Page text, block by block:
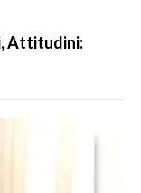
Attitudini: